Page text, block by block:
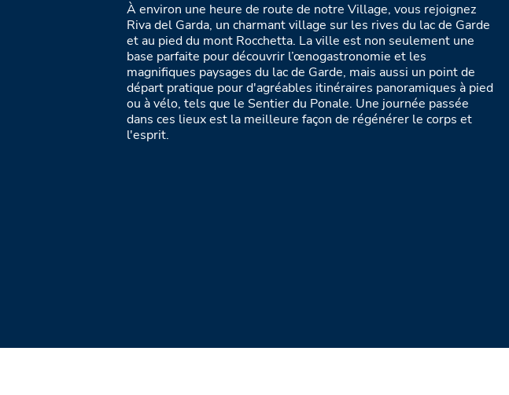
À environ une heure de route de notre Village, vous rejoignez
Riva del Garda, un charmant village sur les rives du lac de Garde
et au pied du mont Rocchetta. La ville est non seulement une
base parfaite pour découvrir l’œnogastronomie et les
magnifiques paysages du lac de Garde, mais aussi un point de
départ pratique pour d'agréables itinéraires panoramiques à pied
ou à vélo, tels que le Sentier du Ponale. Une journée passée
dans ces lieux est la meilleure façon de régénérer le corps et
l'esprit.